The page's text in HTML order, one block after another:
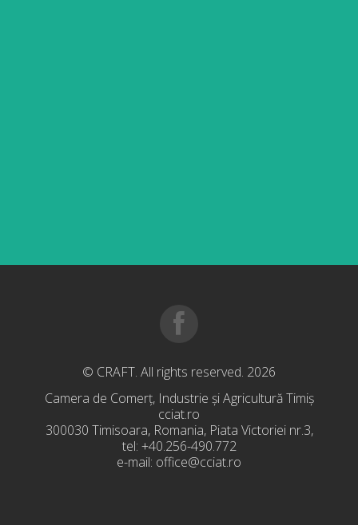
© CRAFT. All rights reserved. 2026
Camera de Comerț, Industrie și Agricultură Timiș
cciat.ro
300030 Timisoara, Romania, Piata Victoriei nr.3,
tel: +40.256-490.772
e-mail: office@cciat.ro